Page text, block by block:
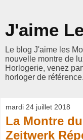
J'aime
Le blog J'aime les
nouvelle montre de
Horlogerie, venez
horloger de référence.
mardi 24 juillet 2018
La Montre
Zeitwerk